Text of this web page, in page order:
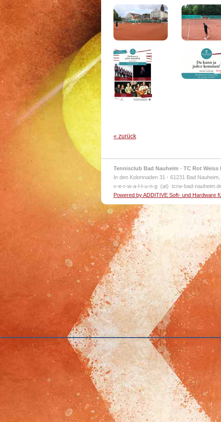
« zurück
Tennisclub Bad Nauheim · TC Rot Weiss
In den Kolonnaden 31 · 61231 Bad
v-e-r-w-a-l-t-u-n-g (at) tcrw-bad-
Powered by ADDITIVE Soft- und Hardware